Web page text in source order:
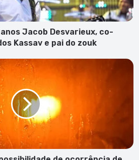
Jacob Desvarieux, co-
Kassav e pai do zouk